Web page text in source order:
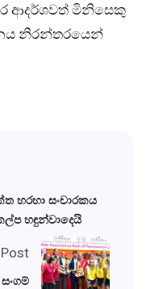
ආදර්ශවත් මිනිසෙකු
නිරන්තරයෙන්
හරහා සංචාරකය
හඳුන්වාදෙයි